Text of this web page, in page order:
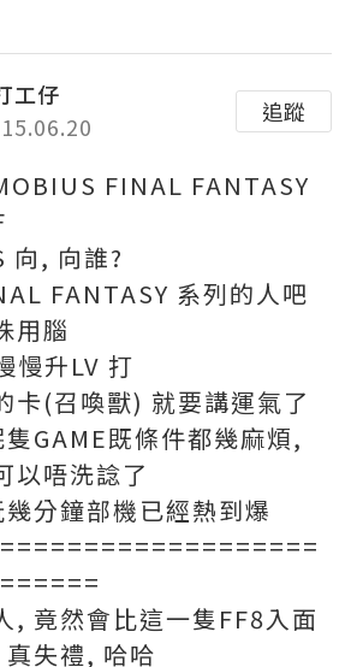
工仔
追蹤
FINAL FANTASY
向, 向誰?
FANTASY 系列的人吧
用腦
慢升LV 打
卡(召喚獸) 就要講運氣了
GAME既條件都幾麻煩,
以唔洗諗了
分鐘部機已經熱到爆
, 竟然會比這一隻FF8入面
失禮, 哈哈